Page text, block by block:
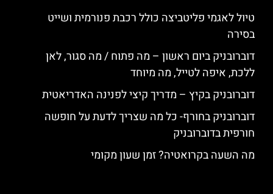
טיול לאגמי פליטביצה כולל רכבת פנורמית ושייט
בסירה
דוברובניק ביום ראשון – מה פתוח / מה סגור, לאן
ללכת, איפה לטייל, מה מיוחד
דוברובניק בקיץ – מדריך קיצי לפנינה האדריאטית
דוברובניק בחורף- כל מה שצריך לדעת על חופשה
חורפית בדוברובניק
מה השעה בקרואטיה? זמן שעון מקומי